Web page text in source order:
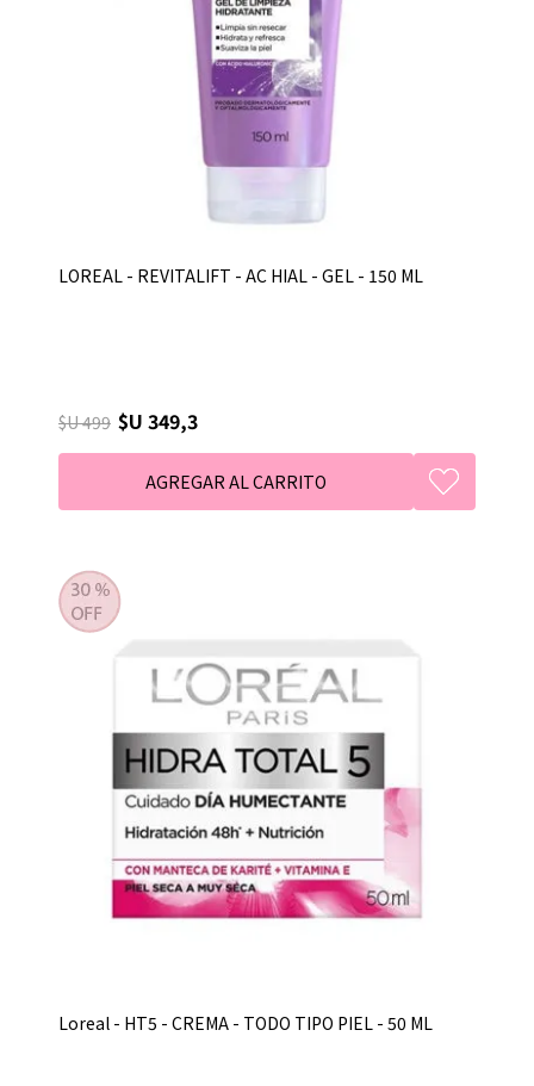
LOREAL - REVITALIFT - AC HIAL - GEL - 150 ML
$U 499 $U 349,3
Loreal - HT5 - CREMA - TODO TIPO PIEL - 50 ML